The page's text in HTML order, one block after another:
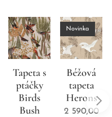
Tapeta s
ptáčky
Birds
Bush
Béžová
tapeta
Herons
Novinka
2 590,00